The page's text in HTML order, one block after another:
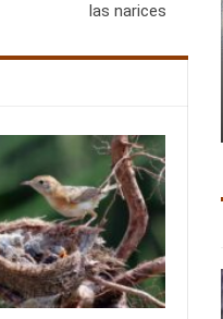
las narices